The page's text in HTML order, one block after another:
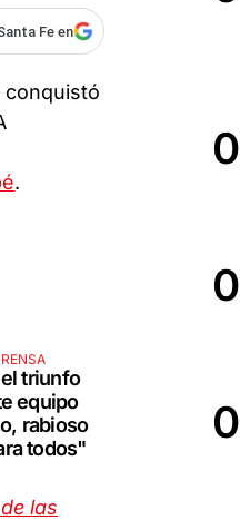
Fe en
conquistó
.
triunfo
equipo
rabioso
todos"
las